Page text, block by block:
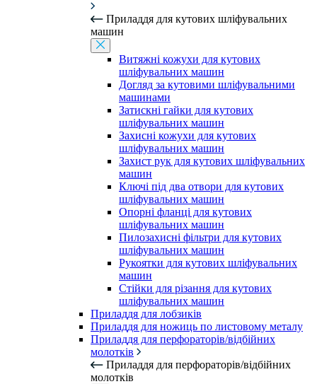
Приладдя для кутових шліфувальних
машин
Витяжні кожухи для кутових
шліфувальних машин
Догляд за кутовими шліфувальними
машинами
Затискні гайки для кутових
шліфувальних машин
Захисні кожухи для кутових
шліфувальних машин
Захист рук для кутових шліфувальних
машин
Ключі під два отвори для кутових
шліфувальних машин
Опорні фланці для кутових
шліфувальних машин
Пилозахисні фільтри для кутових
шліфувальних машин
Рукоятки для кутових шліфувальних
машин
Стійки для різання для кутових
шліфувальних машин
Приладдя для лобзиків
Приладдя для ножиць по листовому металу
Приладдя для перфораторів/відбійних
молотків
Приладдя для перфораторів/відбійних
молотків